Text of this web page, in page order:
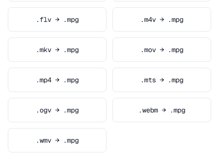
.flv → .mpg .m4v → .mpg
.mkv → .mpg .mov → .mpg
.mp4 → .mpg .mts → .mpg
.ogv → .mpg .webm → .mpg
.wmv → .mpg